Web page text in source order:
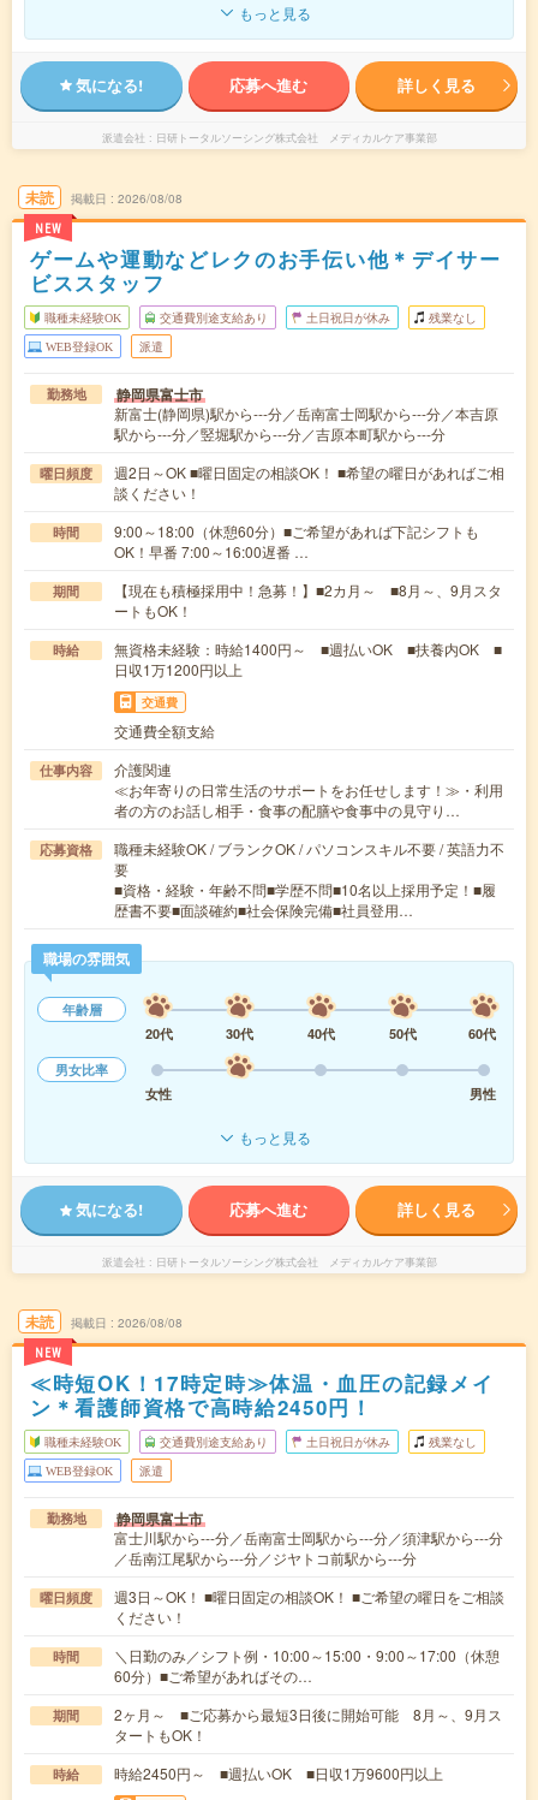
もっと見る
気になる! 応募へ進む 詳しく見る
派遣会社 日研トータルソーシング株式会社 メディカルケア事業部
未読
NEW
掲載日 2026/08/08
ゲームや運動などレクのお手伝い他＊デイサー
ビススタッフ
職種未経験OK 交通費別途支給あり 土日祝日が休み 残業なし
WEB登録OK 派遣
勤務地 静岡県富士市
新富士(静岡県)駅から---分／岳南富士岡駅から---分／本吉原
駅から---分／竪堀駅から---分／吉原本町駅から---分
曜日頻度
週2日～OK ■曜日固定の相談OK！ ■希望の曜日があればご相
談ください！
時間
9:00～18:00（休憩60分）■ご希望があれば下記シフトも
OK！早番 7:00～16:00遅番 …
期間
【現在も積極採用中！急募！】■2カ月～ ■8月～、9月スタ
ートもOK！
時給
無資格未経験：時給1400円～ ■週払いOK ■扶養内OK ■
日収1万1200円以上
交通費
交通費全額支給
仕事内容
介護関連
≪お年寄りの日常生活のサポートをお任せします！≫・利用
者の方のお話し相手・食事の配膳や食事中の見守り…
応募資格
職種未経験OK / ブランクOK / パソコンスキル不要 / 英語力不
要
■資格・経験・年齢不問■学歴不問■10名以上採用予定！■履
歴書不要■面談確約■社会保険完備■社員登用…
職場の雰囲気
年齢層
20代
30代 40代 50代
60代
男女比率
女性
男性
もっと見る
気になる! 応募へ進む 詳しく見る
派遣会社 日研トータルソーシング株式会社 メディカルケア事業部
未読
NEW
掲載日 2026/08/08
≪時短OK！17時定時≫体温・血圧の記録メイ
ン＊看護師資格で高時給2450円！
職種未経験OK 交通費別途支給あり 土日祝日が休み 残業なし
WEB登録OK 派遣
勤務地 静岡県富士市
富士川駅から---分／岳南富士岡駅から---分／須津駅から---分
／岳南江尾駅から---分／ジヤトコ前駅から---分
曜日頻度
週3日～OK！ ■曜日固定の相談OK！ ■ご希望の曜日をご相談
ください！
時間
＼日勤のみ／シフト例・10:00～15:00・9:00～17:00（休憩
60分）■ご希望があればその…
期間
2ヶ月～ ■ご応募から最短3日後に開始可能 8月～、9月ス
タートもOK！
時給 時給2450円～ ■週払いOK ■日収1万9600円以上